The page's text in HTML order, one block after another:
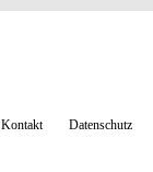
Kontakt
Datenschutz